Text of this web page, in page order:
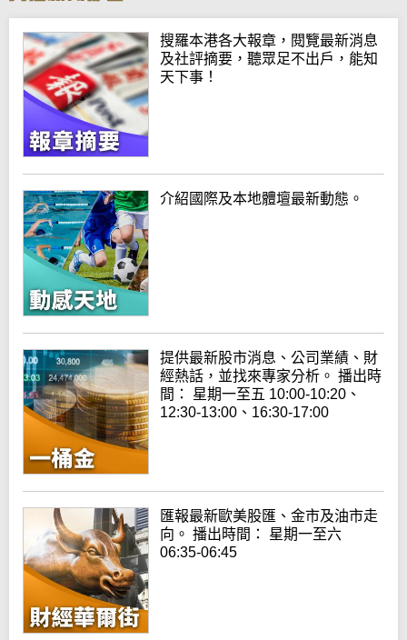
搜羅本港各大報章，閱覽最新消息
及社評摘要，聽眾足不出戶，能知
天下事！
介紹國際及本地體壇最新動態。
提供最新股市消息、公司業績、財
經熱話，並找來專家分析。 播出時
間： 星期一至五 10:00-10:20、
12:30-13:00、16:30-17:00
匯報最新歐美股匯、金市及油市走
向。 播出時間： 星期一至六
06:35-06:45